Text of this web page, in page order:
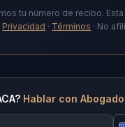
tu número de recibo.
Privacidad · Términos · No
Hablar con